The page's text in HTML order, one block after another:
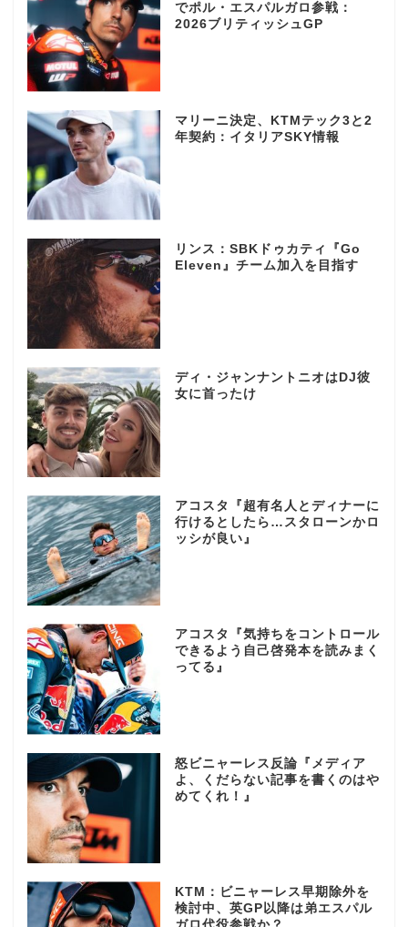
でポル・エスパルガロ参戦：
2026ブリティッシュGP
マリーニ決定、KTMテック3と2
年契約：イタリアSKY情報
リンス：SBKドゥカティ『Go
Eleven』チーム加入を目指す
ディ・ジャンナントニオはDJ彼
女に首ったけ
アコスタ『超有名人とディナーに
行けるとしたら…スタローンかロ
ッシが良い』
アコスタ『気持ちをコントロール
できるよう自己啓発本を読みまく
ってる』
怒ビニャーレス反論『メディア
よ、くだらない記事を書くのはや
めてくれ！』
KTM：ビニャーレス早期除外を
検討中、英GP以降は弟エスパル